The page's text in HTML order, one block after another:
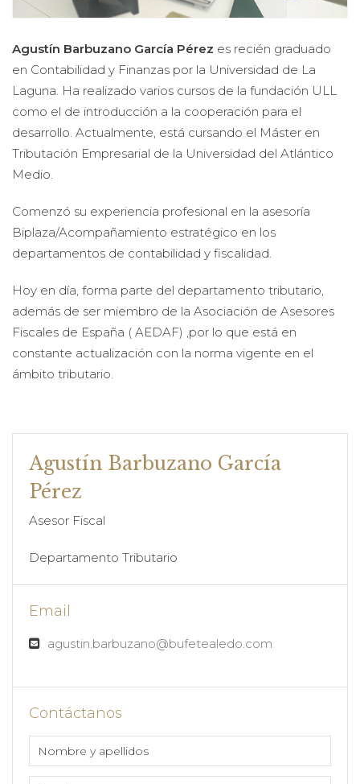
Agustín Barbuzano García Pérez es recién graduado
en Contabilidad y Finanzas por la Universidad de La
Laguna. Ha realizado varios cursos de la fundación ULL
como el de introducción a la cooperación para el
desarrollo. Actualmente, está cursando el Máster en
Tributación Empresarial de la Universidad del Atlántico
Medio.
Comenzó su experiencia profesional en la asesoría
Biplaza/Acompañamiento estratégico en los
departamentos de contabilidad y fiscalidad.
Hoy en día, forma parte del departamento tributario,
además de ser miembro de la Asociación de Asesores
Fiscales de España ( AEDAF) ,por lo que está en
constante actualización con la norma vigente en el
ámbito tributario.
Agustín Barbuzano García
Pérez
Asesor Fiscal
Departamento Tributario
Email
agustin.barbuzano@bufetealedo.com
Contáctanos